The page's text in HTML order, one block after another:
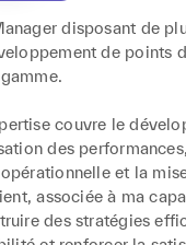
disposant de
de points
couvre le
des
et la
associée à ma
des stratégies